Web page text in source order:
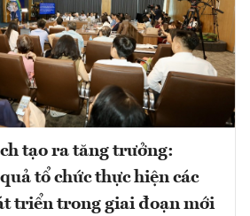
tạo ra tăng trưởng:
tổ chức thực hiện các
triển trong giai đoạn mới